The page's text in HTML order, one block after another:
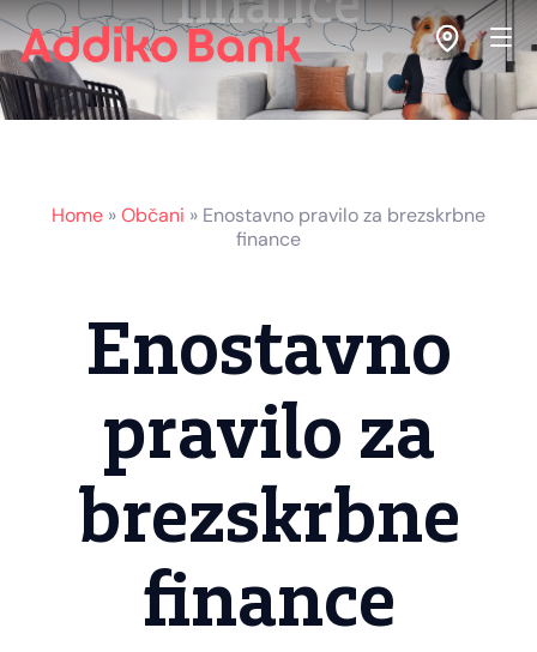
Home »Občani » Enostavno pravilo za brezskrbne
finance
Enostavno
pravilo za
brezskrbne
finance